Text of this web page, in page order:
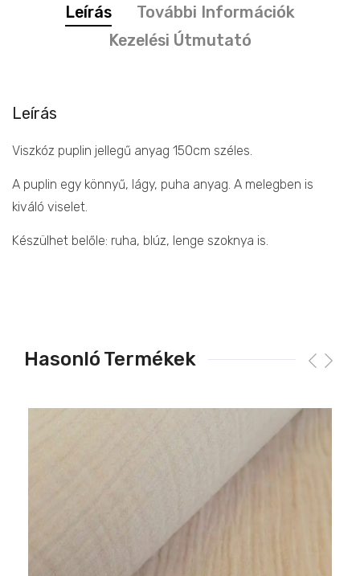
Leírás
További Információk
Kezelési Útmutató
Leírás
Viszkóz puplin jellegű anyag 150cm széles.
A puplin egy könnyű, lágy, puha anyag. A melegben is
kiváló viselet.
Készülhet belőle: ruha, blúz, lenge szoknya is.
Hasonló Termékek